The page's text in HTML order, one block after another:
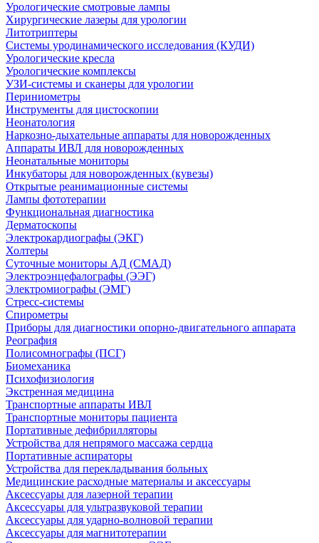
Урологические смотровые лампы
Хирургические лазеры для урологии
Литотриптеры
Системы уродинамического исследования (КУДИ)
Урологические кресла
Урологические комплексы
УЗИ-системы и сканеры для урологии
Периниометры
Инструменты для цистоскопии
Неонатология
Наркозно-дыхательные аппараты для новорожденных
Аппараты ИВЛ для новорожденных
Неонатальные мониторы
Инкубаторы для новорожденных (кувезы)
Открытые реанимационные системы
Лампы фототерапии
Функциональная диагностика
Дерматоскопы
Электрокардиографы (ЭКГ)
Холтеры
Суточные мониторы АД (СМАД)
Электроэнцефалографы (ЭЭГ)
Электромиографы (ЭМГ)
Стресс-системы
Спирометры
Приборы для диагностики опорно-двигательного аппарата
Реография
Полисомнографы (ПСГ)
Биомеханика
Психофизиология
Экстренная медицина
Транспортные аппараты ИВЛ
Транспортные мониторы пациента
Портативные дефибрилляторы
Устройства для непрямого массажа сердца
Портативные аспираторы
Устройства для перекладывания больных
Медицинские расходные материалы и аксессуары
Аксессуары для лазерной терапии
Аксессуары для ультразвуковой терапии
Аксессуары для ударно-волновой терапии
Аксессуары для магнитотерапии